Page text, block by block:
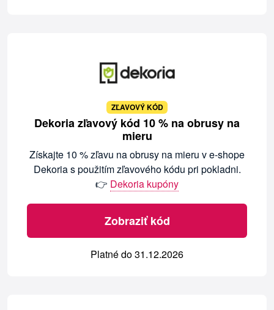
ZĽAVOVÝ KÓD
Dekoria zľavový kód 10 % na obrusy na
mieru
Získajte 10 % zľavu na obrusy na mieru v e-shope
Dekoria s použitím zľavového kódu pri pokladni.
👉 Dekoria kupóny
Zobraziť kód
Platné do 31.12.2026